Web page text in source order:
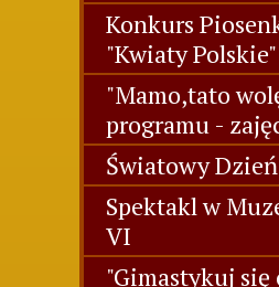
Konkurs
"Kwiaty Polskie"
"Mamo,tato
programu -
Światowy
Spektakl w
VI
"Gimastykuj